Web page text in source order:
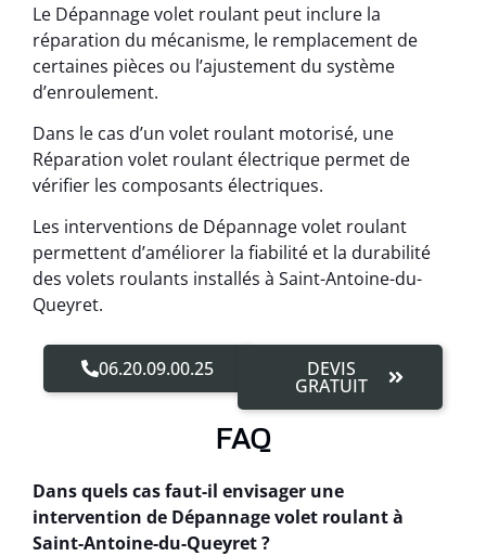
Le Dépannage volet roulant peut inclure la
réparation du mécanisme, le remplacement de
certaines pièces ou l’ajustement du système
d’enroulement.
Dans le cas d’un volet roulant motorisé, une
Réparation volet roulant électrique permet de
vérifier les composants électriques.
Les interventions de Dépannage volet roulant
permettent d’améliorer la fiabilité et la durabilité
des volets roulants installés à Saint-Antoine-du-
Queyret.
06.20.09.00.25 DEVIS
GRATUIT
FAQ
Dans quels cas faut-il envisager une
intervention de Dépannage volet roulant à
Saint-Antoine-du-Queyret ?